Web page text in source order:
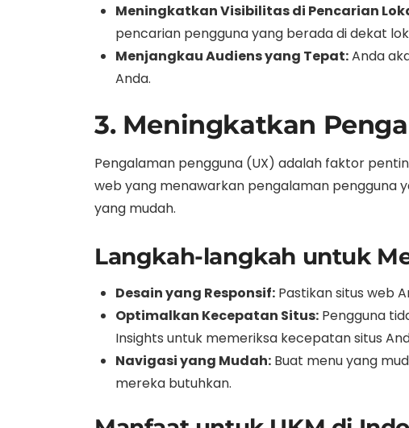
Meningkatkan Visibilitas di Pencarian
pencarian pengguna yang berada di dekat
Menjangkau Audiens yang Tepat:Anda
Anda.
3. Meningkatkan
Pengalaman pengguna (UX) adalah faktor
web yang menawarkan pengalaman pengguna
yang mudah.
Langkah-langkah untuk
Desain yang Responsif: Pastikan situs web
Optimalkan Kecepatan Situs: Pengguna
Insights untuk memeriksa kecepatan situs
Navigasi yang Mudah: Buat menu yang
mereka butuhkan.